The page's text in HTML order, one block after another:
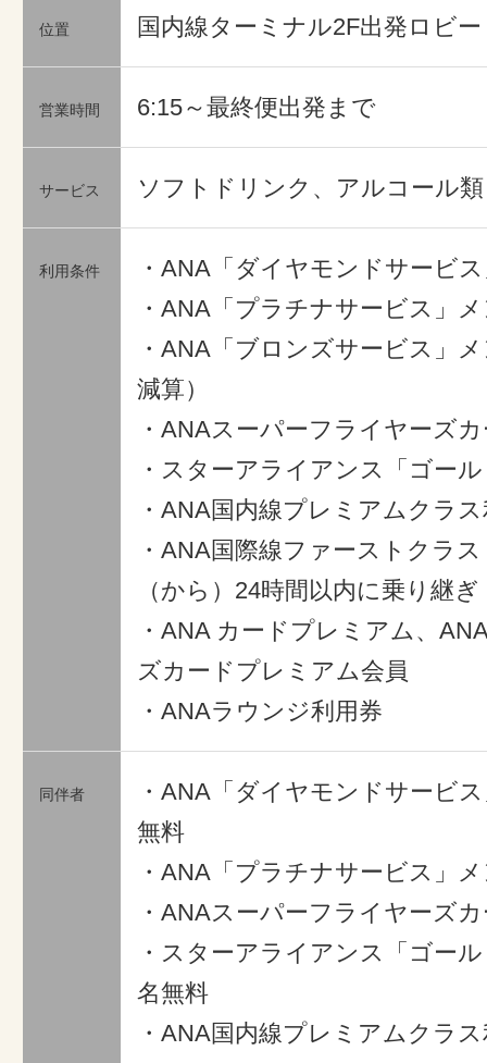
位置 国内線ターミナル2F出発ロビ
営業時間 6:15～最終便出発まで
サービス ソフトドリンク、アルコール
利用条件
・ANA「ダイヤモンドサービ
・ANA「プラチナサービス」
・ANA「ブロンズサービス」
減算）
・ANAスーパーフライヤーズ
・スターアライアンス「ゴー
・ANA国内線プレミアムクラ
・ANA国際線ファーストクラ
（から）24時間以内に乗り継ぎ
・ANA カードプレミアム、
ズカードプレミアム会員
・ANAラウンジ利用券
同伴者
・ANA「ダイヤモンドサー
無料
・ANA「プラチナサービス
・ANAスーパーフライヤー
・スターアライアンス「ゴ
名無料
・ANA国内線プレミアムク